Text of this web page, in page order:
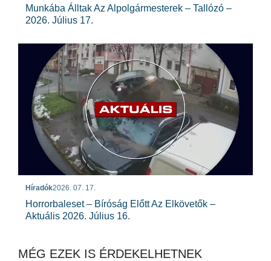
Munkába Álltak Az Alpolgármesterek – Tallózó –
2026. Július 17.
Híradók2026. 07. 17.
Horrorbaleset – Bíróság Előtt Az Elkövetők –
Aktuális 2026. Július 16.
MÉG EZEK IS ÉRDEKELHETNEK